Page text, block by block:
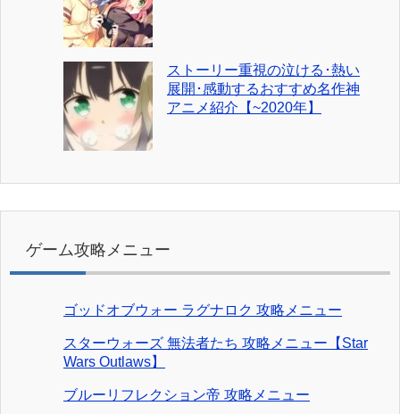
ストーリー重視の泣ける･熱い
展開･感動するおすすめ名作神
アニメ紹介【~2020年】
ゲーム攻略メニュー
ゴッドオブウォー ラグナロク 攻略メニュー
スターウォーズ 無法者たち 攻略メニュー【Star
Wars Outlaws】
ブルーリフレクション帝 攻略メニュー